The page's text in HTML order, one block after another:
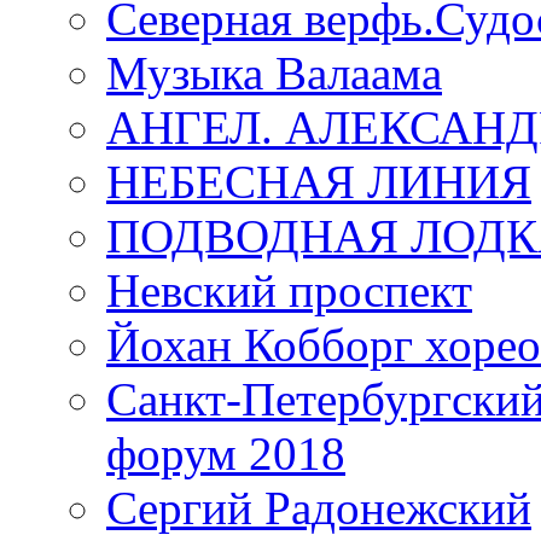
Северная
Музыка Валаама
АНГЕЛ.
НЕБЕСНАЯ ЛИНИЯ
ПОДВОДНАЯ
Невский проспект
Йохан Кобборг
Санкт-
форум 2018
Сергий Радонежский